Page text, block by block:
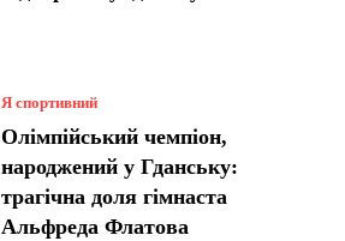
Я спортивний
Олімпійський чемпіон,
народжений у Гданську:
трагічна доля гімнаста
Альфреда Флатова